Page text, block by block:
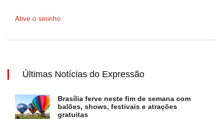
Ative o sininho
Últimas Notícias do Expressão
Brasília ferve neste fim de semana com
balões, shows, festivais e atrações
gratuitas